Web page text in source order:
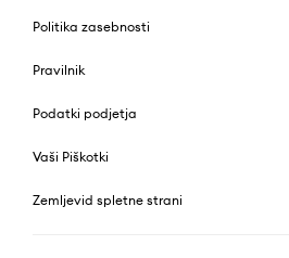
Politika zasebnosti
Pravilnik
Podatki podjetja
Vaši Piškotki
Zemljevid spletne strani